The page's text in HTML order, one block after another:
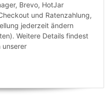
Brevo, HotJar
und Ratenzahlung,
jederzeit ändern
Weitere Details findest
unserer
Müll" als auch "Null
dabei alles um den
Wenn wir uns bewusst
und anderem
dann ist der erste